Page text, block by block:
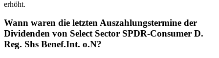
erhöht.
Wann waren die letzten Auszahlungstermine der
Dividenden von Select Sector SPDR-Consumer D.
Reg. Shs Benef.Int. o.N?